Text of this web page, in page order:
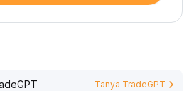
Tanya TradeGPT